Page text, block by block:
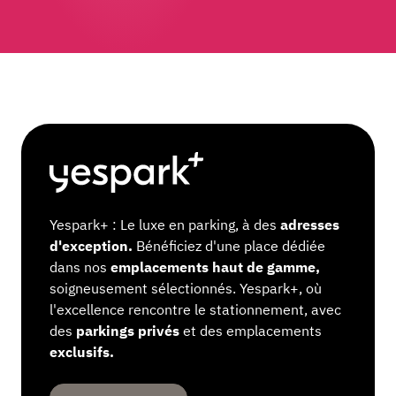
Yespark+ : Le luxe en parking, à des adresses
d'exception. Bénéficiez d'une place dédiée
dans nos emplacements haut de gamme,
soigneusement sélectionnés. Yespark+, où
l'excellence rencontre le stationnement, avec
des parkings privés et des emplacements
exclusifs.